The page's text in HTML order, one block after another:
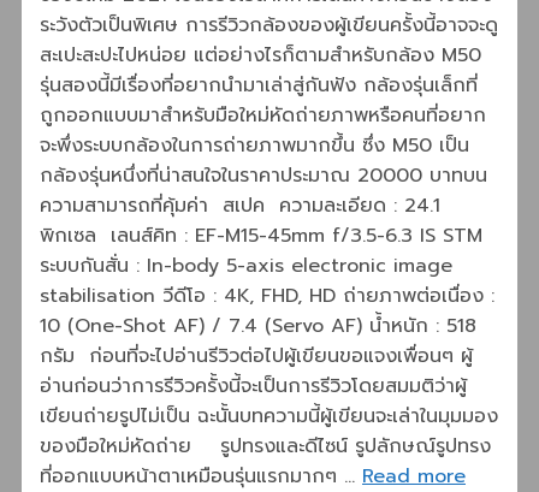
ระวังตัวเป็นพิเศษ การรีวิวกล้องของผู้เขียนครั้งนี้อาจจะดู
สะเปะสะปะไปหน่อย แต่อย่างไรก็ตามสำหรับกล้อง M50
รุ่นสองนี้มีเรื่องที่อยากนำมาเล่าสู่กันฟัง กล้องรุ่นเล็กที่
ถูกออกแบบมาสำหรับมือใหม่หัดถ่ายภาพหรือคนที่อยาก
จะพึ่งระบบกล้องในการถ่ายภาพมากขึ้น ซึ่ง M50 เป็น
กล้องรุ่นหนึ่งที่น่าสนใจในราคาประมาณ 20000 บาทบน
ความสามารถที่คุ้มค่า สเปค ความละเอียด : 24.1
พิกเซล เลนส์คิท : EF-M15-45mm f/3.5-6.3 IS STM
ระบบกันสั่น : In-body 5-axis electronic image
stabilisation วีดีโอ : 4K, FHD, HD ถ่ายภาพต่อเนื่อง :
10 (One-Shot AF) / 7.4 (Servo AF) น้ำหนัก : 518
กรัม ก่อนที่จะไปอ่านรีวิวต่อไปผู้เขียนขอแจงเพื่อนๆ ผู้
อ่านก่อนว่าการรีวิวครั้งนี้จะเป็นการรีวิวโดยสมมติว่าผู้
เขียนถ่ายรูปไม่เป็น ฉะนั้นบทความนี้ผู้เขียนจะเล่าในมุมมอง
ของมือใหม่หัดถ่าย รูปทรงและดีไซน์ รูปลักษณ์รูปทรง
ที่ออกแบบหน้าตาเหมือนรุ่นแรกมากๆ … Read more